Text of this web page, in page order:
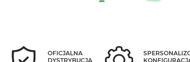
OFICJALNA
DYSTRYBUCJA